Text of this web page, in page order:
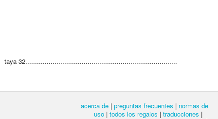
taya 32..............................................................................
acerca de | preguntas frecuentes | normas de
uso | todos los regalos | traducciones |